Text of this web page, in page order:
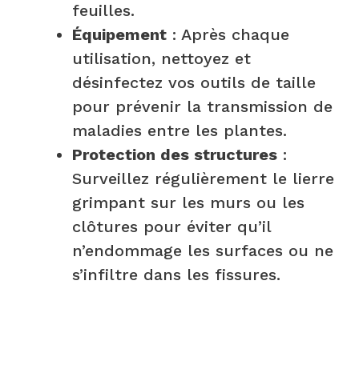
feuilles.
Équipement : Après chaque
utilisation, nettoyez et
désinfectez vos outils de taille
pour prévenir la transmission de
maladies entre les plantes.
Protection des structures :
Surveillez régulièrement le lierre
grimpant sur les murs ou les
clôtures pour éviter qu’il
n’endommage les surfaces ou ne
s’infiltre dans les fissures.